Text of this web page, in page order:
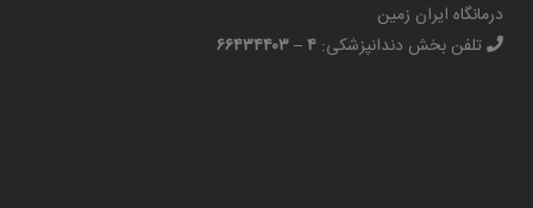
درمانگاه ایران زمین
تلفن بخش دندانپزشکی: ۴ – ۶۶۴۳۴۴۰۳